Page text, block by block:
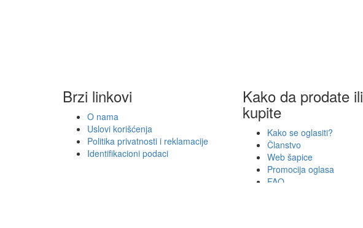
Brzi linkovi
O nama
Uslovi korišćenja
Politika privatnosti i reklamacije
Identifikacioni podaci
Kako da prodate ili
kupite
Kako se oglasiti?
Članstvo
Web šapice
Promocija oglasa
FAQ